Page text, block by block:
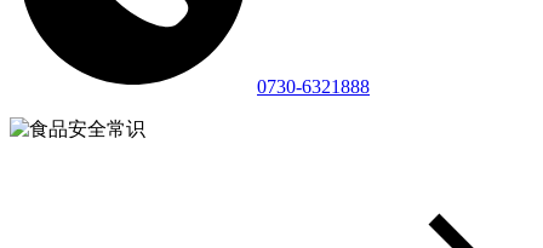
0730-6321888